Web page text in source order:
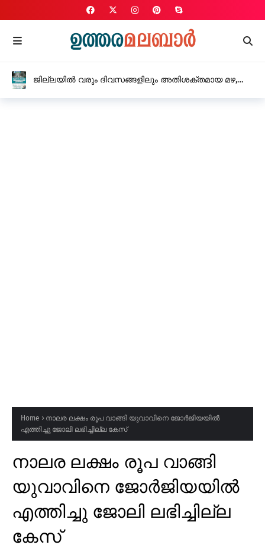
പെൺകുട്ടിയെ ക്രൂരമായ ലൈംഗിക
Home
നാലര ലക്ഷം രൂപ വാങ്ങി യുവാവിനെ ജോർജിയയിൽ
എത്തിച്ചു ജോലി ലഭിച്ചില്ല കേസ്
നാലര ലക്ഷം രൂപ വാങ്ങി
യുവാവിനെ ജോർജിയയിൽ
എത്തിച്ചു ജോലി ലഭിച്ചില്ല
കേസ്